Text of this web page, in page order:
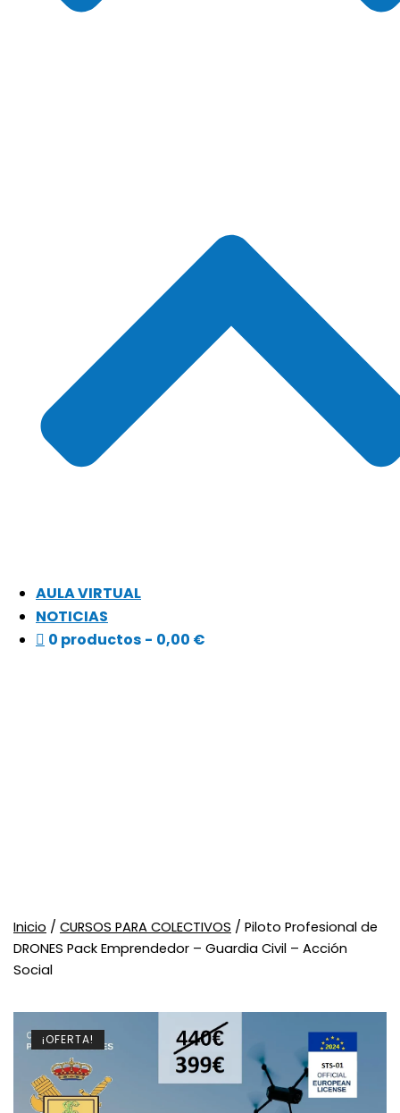
AULA VIRTUAL
NOTICIAS
0 productos
0,00 €
Inicio / CURSOS PARA COLECTIVOS / Piloto Profesional de
DRONES Pack Emprendedor – Guardia Civil – Acción
Social
¡OFERTA!